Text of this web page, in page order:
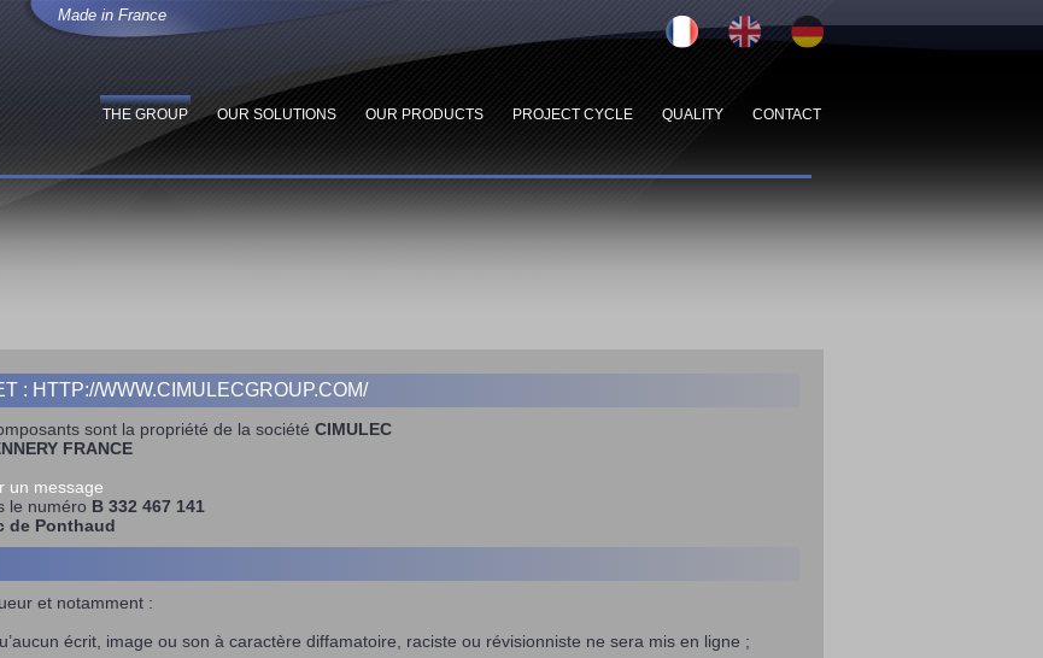
Made in France
THE GROUP OUR SOLUTIONS OUR PRODUCTS PROJECT CYCLE QUALITY CONTACT
: HTTP://WWW.CIMULECGROUP.COM/
sont la propriété de la société CIMULEC
FRANCE
un message
le numéro B 332 467 141
de Ponthaud
et notamment :
écrit, image ou son à caractère diffamatoire, raciste ou révisionniste ne sera mis en ligne ;